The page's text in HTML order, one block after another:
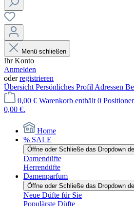
Menü schließen
Ihr Konto
Anmelden
oderregistrieren
Übersicht Persönliches Profil Adressen
0,00 € Warenkorb enthält 0
0,00 €.
Home
% SALE
Öffne oder Schließe das Dropdown
Damendüfte
Herrendüfte
Damenparfum
Öffne oder Schließe das Dropdown
Neue Düfte für Sie
Populärste Düfte